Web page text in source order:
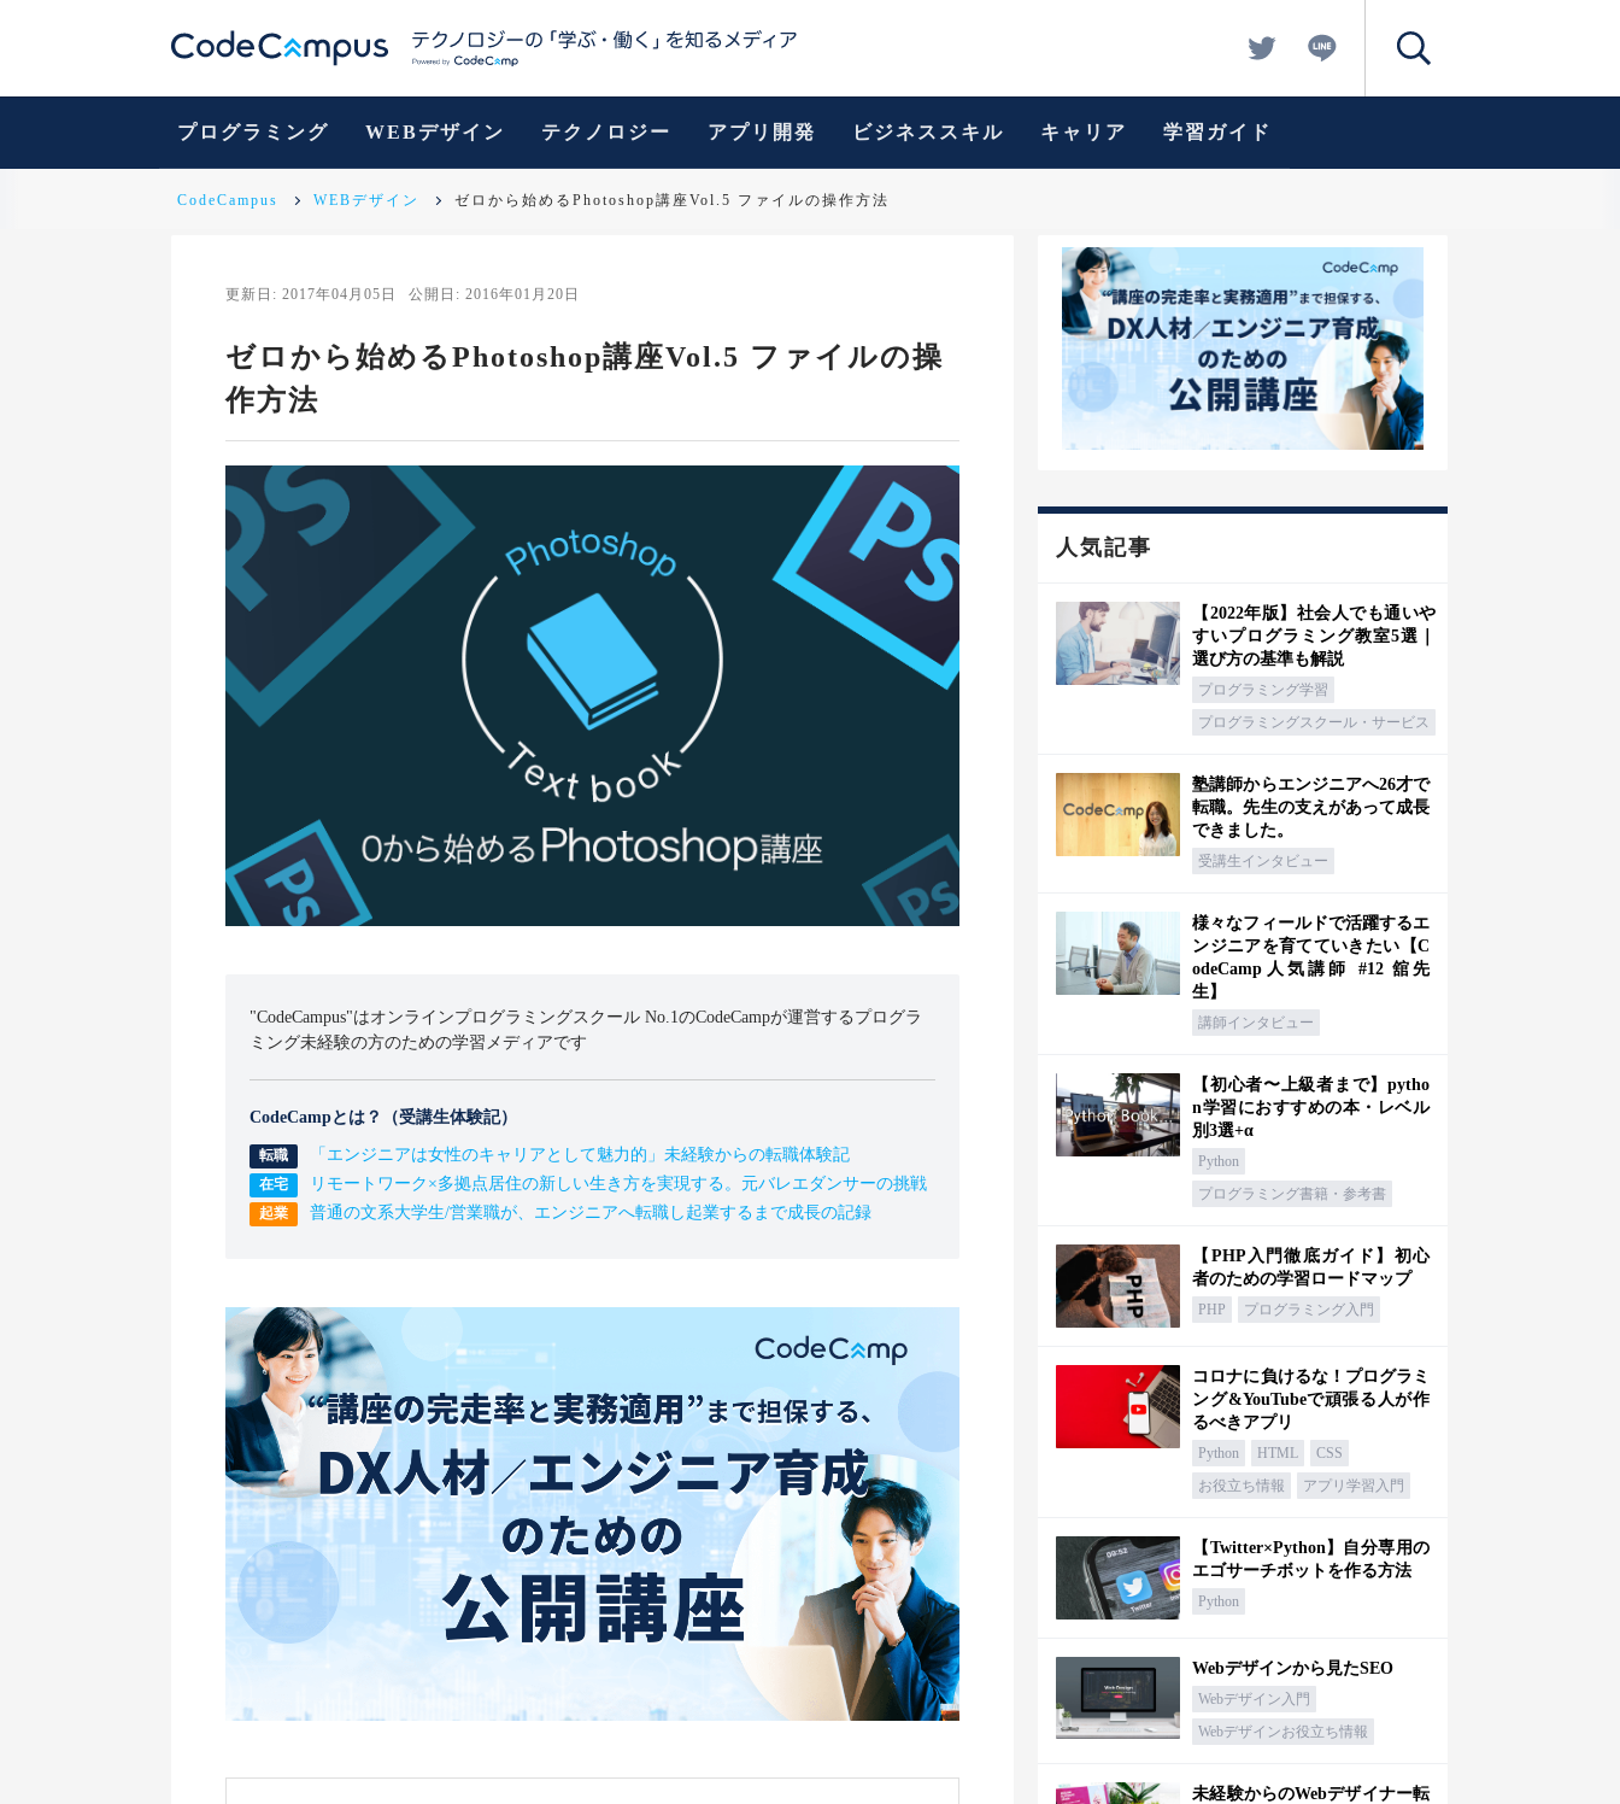
プログラミング WEBデザイン テクノロジー アプリ開発 ビジネススキル キャリア 学習ガイド
CodeCampus WEBデザイン ゼロから始めるPhotoshop講座Vol.5 ファイルの操作方法
更新日: 2017年04月05日 公開日: 2016年01月20日
ゼロから始めるPhotoshop講座Vol.5 ファイルの操
作方法
"CodeCampus"はオンラインプログラミングスクール No.1のCodeCampが運営するプログラ
ミング未経験の方のための学習メディアです
CodeCampとは？（受講生体験記）
「エンジニアは女性のキャリアとして魅力的」未経験からの転職体験記
リモートワーク×多拠点居住の新しい生き方を実現する。元バレエダンサーの挑戦
普通の文系大学生/営業職が、エンジニアへ転職し起業するまで成長の記録
人気記事
【2022年版】社会人でも通いや
すいプログラミング教室5選｜
選び方の基準も解説
プログラミング学習
プログラミングスクール・サービス
塾講師からエンジニアへ26才で
転職。先生の支えがあって成長
できました。
受講生インタビュー
様々なフィールドで活躍するエ
ンジニアを育てていきたい【C
odeCamp人気講師 #12 舘先
生】
講師インタビュー
【初心者〜上級者まで】pytho
n学習におすすめの本・レベル
別3選+α
Python
プログラミング書籍・参考書
【PHP入門徹底ガイド】初心
者のための学習ロードマップ
PHP プログラミング入門
コロナに負けるな！プログラミ
ング&YouTubeで頑張る人が作
るべきアプリ
Python HTML
CSS
お役立ち情報
アプリ学習入門
【Twitter×Python】自分専用の
エゴサーチボットを作る方法
Python
Webデザインから見たSEO
Webデザイン入門
Webデザインお役立ち情報
未経験からのWebデザイナー転